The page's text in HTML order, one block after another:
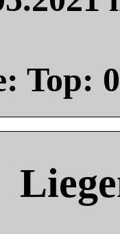
Top: 0